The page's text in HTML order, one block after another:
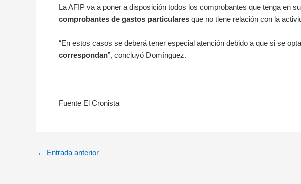
La AFIP va a poner a disposición todos los comprobantes que tenga en
comprobantes de gastos particulares que no tiene relación con la
“En estos casos se deberá tener especial atención debido a que si se
correspondan”, concluyó Domínguez.
Fuente El Cronista
← Entrada anterior